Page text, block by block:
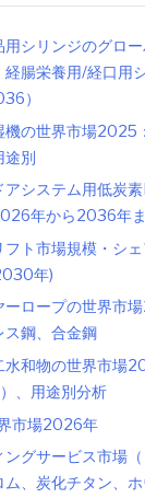
シリンジのグロ
経腸栄養用/経口用
）
機の世界市場2025
途別
アシステム用低炭
年から2036年
フト市場規模・シ
年)
ーロープの世界市
ス鋼、合金鋼
水和物の世界市場
、用途別分析
市場2026年
グサービス市場
ム、炭化チタン、